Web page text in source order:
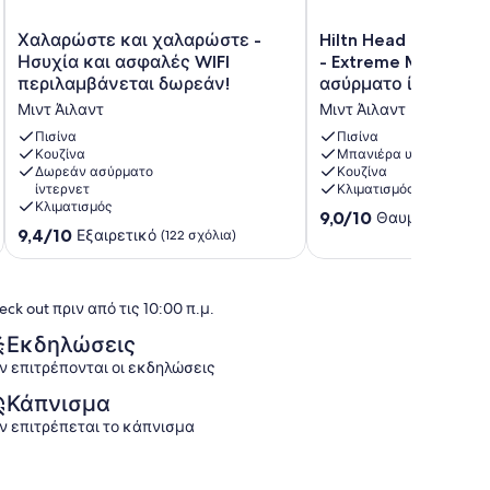
Χαλαρώστε
και
χαλαρώστε
-
Ησυχία
και
ασφαλές
WIFI
περιλαμβάνεται
δωρεάν!
Μιντ
Άιλαντ
Χαλαρώστε και χαλαρώστε -
Ησυχία και ασφαλές WIFI
περιλαμβάνεται δωρεάν!
Μιντ Άιλαντ
Πισίνα
Κουζίνα
Δωρεάν ασύρματο
ίντερνετ
Κλιματισμός
9.4
(122
σχόλια)
9,4/10 Εξαιρετικό (122 σχόλια)
Hiltn
Head
Resrt
Κοντό
2BR
/
2b
-
Extreme
Mkovr.
Ελεύθερο
Hiltn Head Resrt
- Extreme Mkovr. -
ασύρματο ίντερνετ
Μιντ Άιλαντ
Πισίνα
Μπανιέρα υδρομασάζ
Κουζίνα
Κλιματισμός
9.0
10,
9,0/10 Θαυμάσιο
out πριν από τις 10:00 π.μ.
Εκδηλώσεις
επιτρέπονται οι εκδηλώσεις
Κάπνισμα
επιτρέπεται το κάπνισμα